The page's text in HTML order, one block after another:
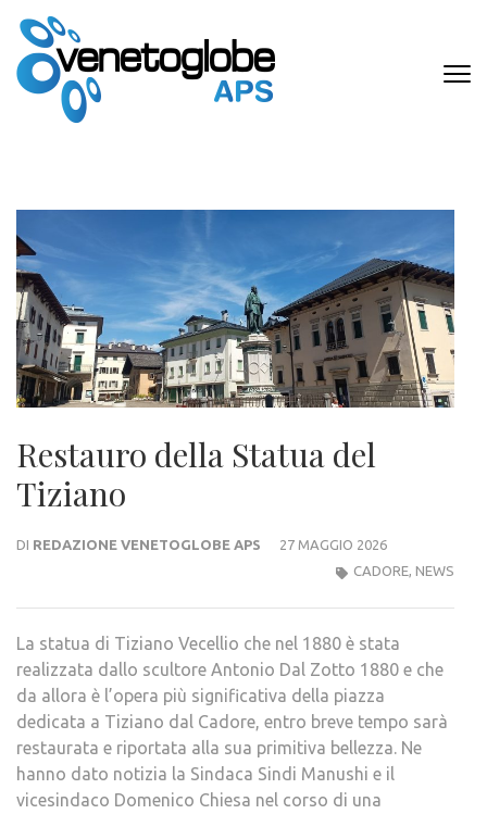
contenuto
(premi
Restauro della Statua del
Tiziano
DI REDAZIONE VENETOGLOBE APS
27 MAGGIO 2026
CADORE NEWS
La statua di Tiziano Vecellio che nel 1880 è stata
realizzata dallo scultore Antonio Dal Zotto 1880 e che
da allora è l’opera più significativa della piazza
dedicata a Tiziano dal Cadore, entro breve tempo sarà
restaurata e riportata alla sua primitiva bellezza. Ne
hanno dato notizia la Sindaca Sindi Manushi e il
vicesindaco Domenico Chiesa nel corso di una